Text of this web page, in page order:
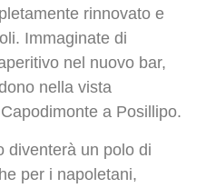
rinnovato e
Immaginate di
nel nuovo bar,
nella vista
a Posillipo.
diventerà un polo di
per i napoletani,